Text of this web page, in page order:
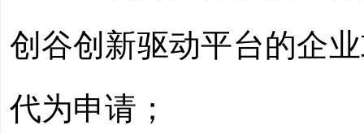
创谷创新驱动平台的企
代为申请；